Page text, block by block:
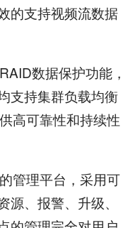
的支持视频流数据
数据保护功能，
支持集群负载均衡
高可靠性和持续性
理平台，采用可
、报警、升级、